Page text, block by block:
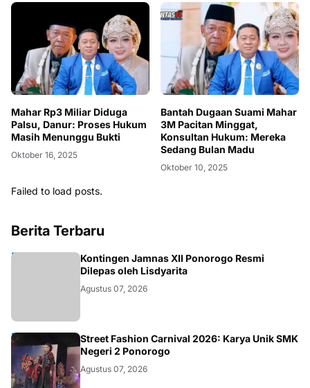
Mahar Rp3 Miliar Diduga
Palsu, Danur: Proses Hukum
Masih Menunggu Bukti
Oktober 16, 2025
Bantah Dugaan Suami Mahar
3M Pacitan Minggat,
Konsultan Hukum: Mereka
Sedang Bulan Madu
Oktober 10, 2025
Failed to load posts.
Berita Terbaru
Kontingen Jamnas XII Ponorogo Resmi
Dilepas oleh Lisdyarita
Agustus 07, 2026
JATIM
Street Fashion Carnival 2026: Karya Unik SMK
Negeri 2 Ponorogo
Agustus 07, 2026